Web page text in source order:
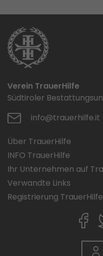
Verein TrauerHilfe
Südtiroler
info@trauerhilfe.it
Über TrauerHilfe
INFO TrauerHilfe
Ihr Unternehmen auf
Verwandte Links
Registrierung TrauerHilfe